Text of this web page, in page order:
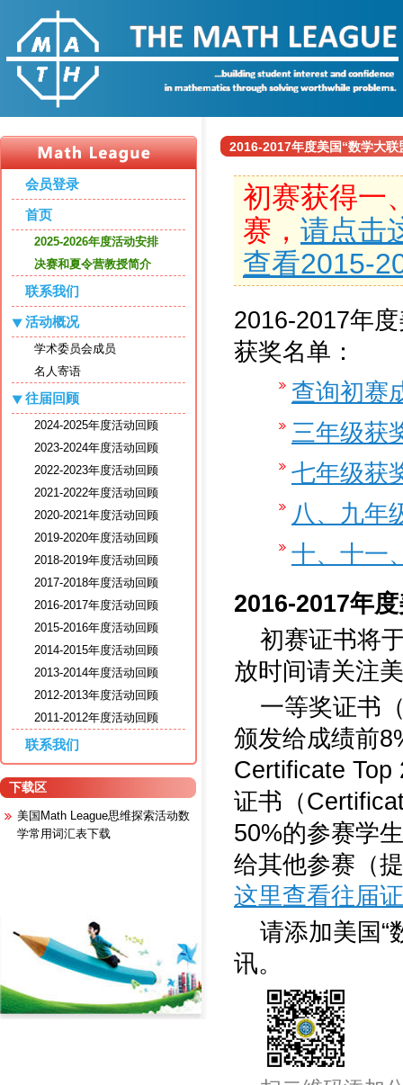
会员登录
首页
2025-2026年度活动安排
决赛和夏令营教授简介
联系我们
活动概况
学术委员会成员
名人寄语
往届回顾
2024-2025年度活动回顾
2023-2024年度活动回顾
2022-2023年度活动回顾
2021-2022年度活动回顾
2020-2021年度活动回顾
2019-2020年度活动回顾
2018-2019年度活动回顾
2017-2018年度活动回顾
2016-2017年度活动回顾
2015-2016年度活动回顾
2014-2015年度活动回顾
2013-2014年度活动回顾
2012-2013年度活动回顾
2011-2012年度活动回顾
联系我们
下载区
美国Math League思维探索活动数
学常用词汇表下载
2016-2017年度美国“数学大
初赛获得一
赛， 请点击
查看2015-
2016-2017年
获奖名单：
查询初赛
三年级获
七年级获
八、九年
十、十一
2016-2017年
初赛证书将
放时间请关注
一等奖证书
颁发给成绩前
Certificate Top
证书（
50%的参赛学
给其他参赛（
这里查看往届
请添加美国“
讯。